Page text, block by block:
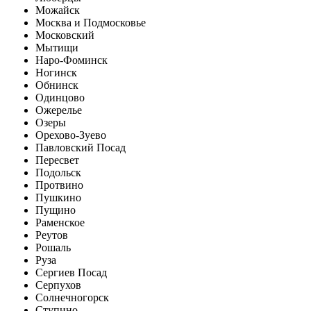
Можайск
Москва и Подмосковье
Московский
Мытищи
Наро-Фоминск
Ногинск
Обнинск
Одинцово
Ожерелье
Озеры
Орехово-Зуево
Павловский Посад
Пересвет
Подольск
Протвино
Пушкино
Пущино
Раменское
Реутов
Рошаль
Руза
Сергиев Посад
Серпухов
Солнечногорск